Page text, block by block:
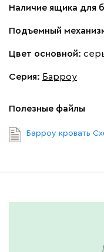
Наличие ящика для
Подъемный
Цвет основной:
Серия: Барроу
Полезные файлы
Барроу кровать